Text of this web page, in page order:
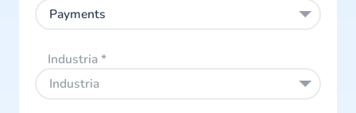
Payments
Industria*
Industria